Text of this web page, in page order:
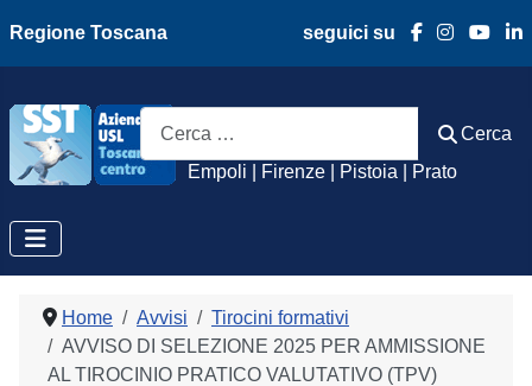
Regione Toscana seguici su
Azienda Usl
Empoli | Firenze | Pistoia | Prato
Cerca
Cerca
Home Avvisi
Tirocini formativi
AVVISO DI SELEZIONE 2025 PER AMMISSIONE
AL TIROCINIO PRATICO VALUTATIVO (TPV)